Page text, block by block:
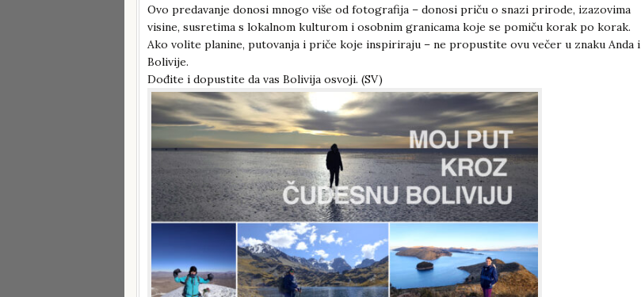
Ovo predavanje donosi mnogo više od fotografija – donosi priču o snazi prirode, izazovima
visine, susretima s lokalnom kulturom i osobnim granicama koje se pomiču korak po korak.
Ako volite planine, putovanja i priče koje inspiriraju – ne propustite ovu večer u znaku Anda i
Bolivije.
Dođite i dopustite da vas Bolivija osvoji. (SV)